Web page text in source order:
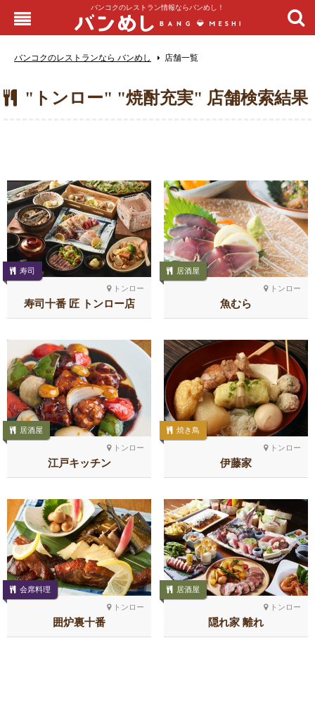
バンコクのレストラン情報ならバンめし！
バンコクのレストランなら バンめし 店舗一覧
"トンロー" "焼酎充実" 店舗検索結果
トンロー
寿司
寿司十番 匠 トンロー店
トンロー
居酒屋
魚むら
トンロー
居酒屋
江戸キッチン
トンロー
焼き鳥
伊藤家
トンロー
会席料理
囲炉裏十番
トンロー
居酒屋
隠れ家 離れ